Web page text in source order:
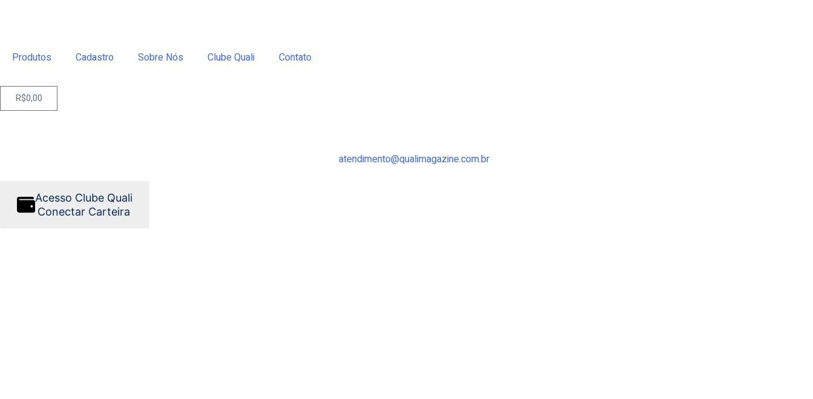
Produtos Cadastro Sobre Nós Clube Quali Contato
R$0,00
atendimento@qualimagazine.com.br
Acesso Clube Quali
Conectar Carteira